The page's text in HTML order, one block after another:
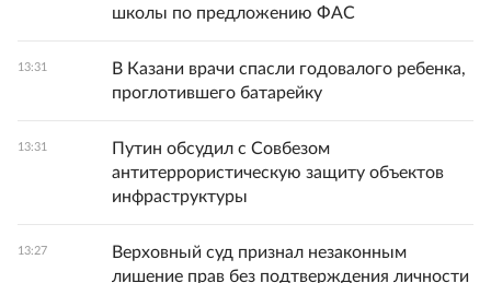
школы по предложению ФАС
13:31
В Казани врачи спасли годовалого ребенка,
проглотившего батарейку
13:31
Путин обсудил с Совбезом
антитеррористическую защиту объектов
инфраструктуры
13:27
Верховный суд признал незаконным
лишение прав без подтверждения личности